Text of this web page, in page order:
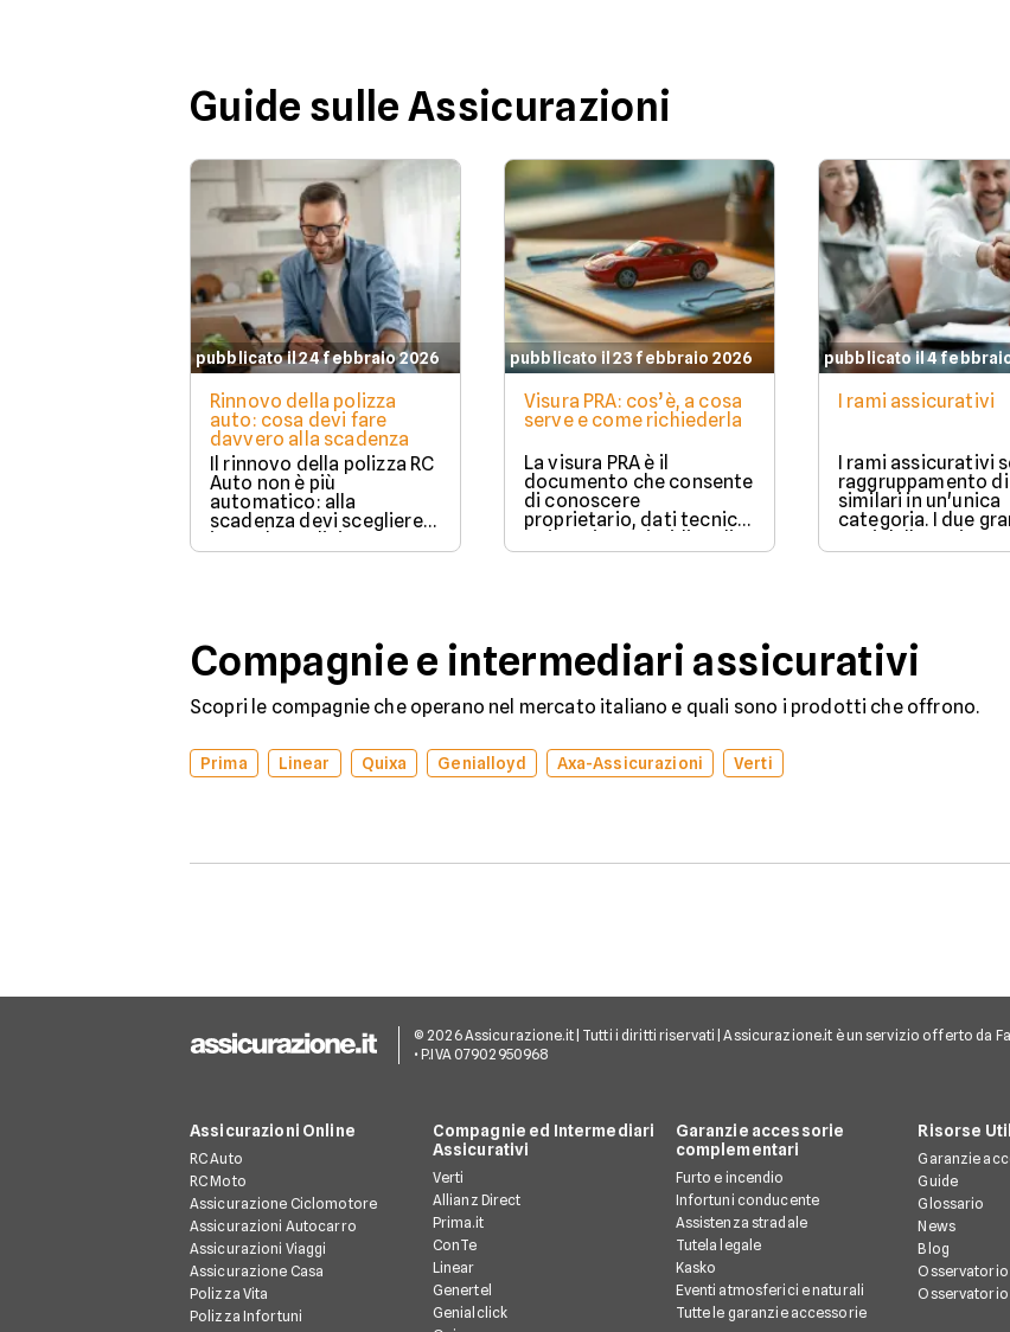
Guide sulle Assicurazioni
pubblicato il 24 febbraio 2026
Rinnovo della polizza
auto: cosa devi fare
davvero alla scadenza
Il rinnovo della polizza RC
Auto non è più
automatico: alla
scadenza devi scegliere
in modo esplicito se
rinnovare con la stessa
pubblicato il 23 febbraio 2026
Visura PRA: cos’è, a cosa
serve e come richiederla
La visura PRA è il
documento che consente
di conoscere
proprietario, dati tecnici
e situazione giuridica di
un veicolo iscritto al
pubblicato il 4
I rami assicurativi
I rami assicurativi
raggruppamento
similari in un'unica
categoria. I due
rami delle
sono il ramo danni
Compagnie e intermediari assicurativi
Scopri le compagnie che operano nel mercato italiano e quali sono i prodotti che offrono.
Prima Linear Quixa Genialloyd Axa-Assicurazioni Verti
© 2026 Assicurazione.it | Tutti i diritti riservati | Assicurazione.it è un servizio offerto da
• P.IVA 07902950968
Assicurazioni Online
RC Auto
RC Moto
Assicurazione Ciclomotore
Assicurazioni Autocarro
Assicurazioni Viaggi
Assicurazione Casa
Polizza Vita
Polizza Infortuni
Compagnie ed Intermediari
Assicurativi
Verti
Allianz Direct
Prima.it
ConTe
Linear
Genertel
Genialclick
Garanzie accessorie
complementari
Furto e incendio
Infortuni conducente
Assistenza stradale
Tutela legale
Kasko
Eventi atmosferici e naturali
Tutte le garanzie accessorie
Risorse
Garanzie
Guide
Glossario
News
Blog
Osservatorio
Osservatorio